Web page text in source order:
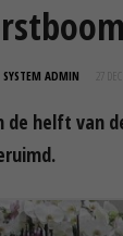
SYSTEM ADMIN 27
de helft van